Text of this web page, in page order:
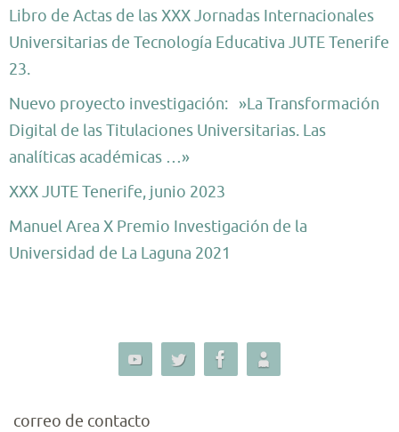
Libro de Actas de las XXX Jornadas Internacionales
Universitarias de Tecnología Educativa JUTE Tenerife
23.
Nuevo proyecto investigación: »La Transformación
Digital de las Titulaciones Universitarias. Las
analíticas académicas …»
XXX JUTE Tenerife, junio 2023
Manuel Area X Premio Investigación de la
Universidad de La Laguna 2021
correo de contacto